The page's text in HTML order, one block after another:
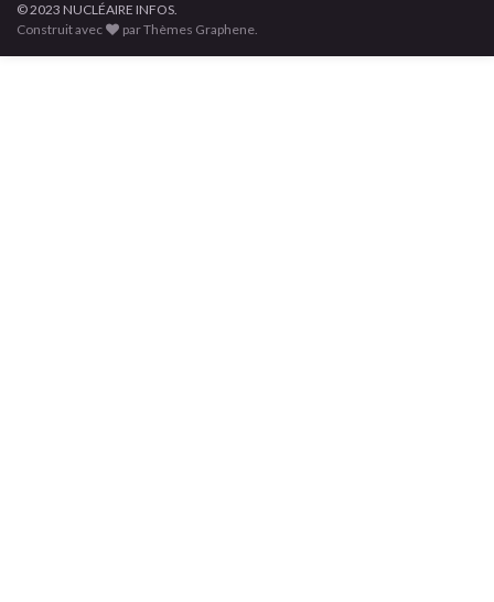
© 2023 NUCLÉAIRE INFOS.
Construit avec
par Thèmes Graphene.